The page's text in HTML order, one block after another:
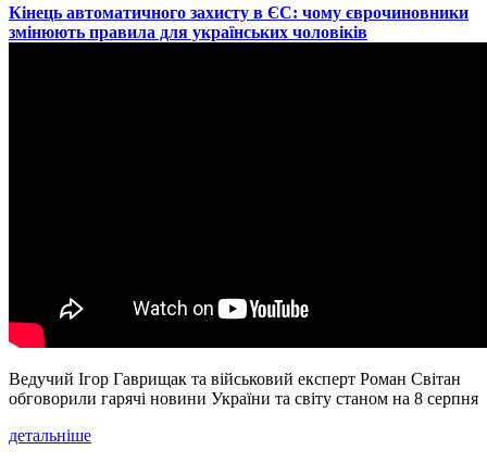
​Кінець автоматичного захисту в ЄС: чому єврочиновники
змінюють правила для українських чоловіків
Ведучий Ігор Гаврищак та військовий експерт Роман Світан
обговорили гарячі новини України та світу станом на 8 серпня
детальніше